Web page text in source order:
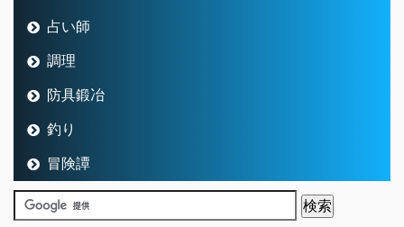
占い師
調理
防具鍛冶
釣り
冒険譚